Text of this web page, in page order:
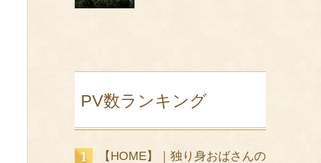
PV数ランキング
【HOME】｜独り身おばさんの